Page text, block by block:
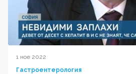
1 ное 2022
Гастроентерология